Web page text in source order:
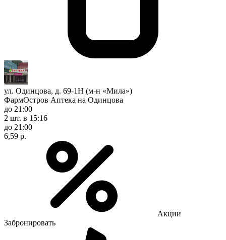
ул. Одинцова, д. 69-1Н (м-н «Мила»)
ФармОстров Аптека на Одинцова
до 21:00
2 шт. в 15:16
до 21:00
6,59 р.
Акции
Забронировать